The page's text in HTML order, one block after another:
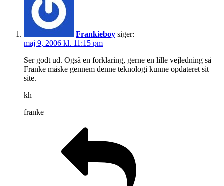
Frankieboy siger:
maj 9, 2006 kl. 11:15 pm
Ser godt ud. Også en forklaring, gerne en lille vejledning så
Franke måske gennem denne teknologi kunne opdateret sit
site.
kh
franke